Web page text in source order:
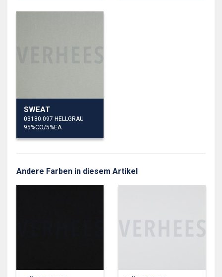
SWEAT
03180.097 HELLGRAU
95%CO/5%EA
Andere Farben in diesem Artikel